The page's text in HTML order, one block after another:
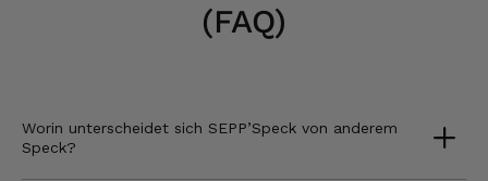
(FAQ)
Worin unterscheidet sich SEPP’Speck von anderem
Speck?